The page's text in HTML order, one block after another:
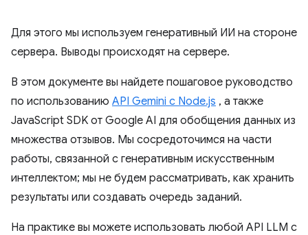
Для этого мы используем генеративный ИИ на стороне
сервера. Выводы происходят на сервере.
В этом документе вы найдете пошаговое руководство
по использованию API Gemini с Node.js , а также
JavaScript SDK от Google AI для обобщения данных из
множества отзывов. Мы сосредоточимся на части
работы, связанной с генеративным искусственным
интеллектом; мы не будем рассматривать, как хранить
результаты или создавать очередь заданий.
На практике вы можете использовать любой API LLM с